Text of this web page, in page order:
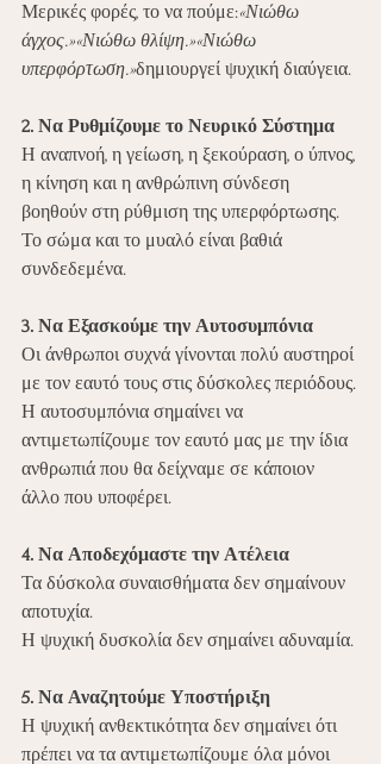
Μερικές φορές, το να πούμε:«Νιώθω
άγχος.»«Νιώθω θλίψη.»«Νιώθω
υπερφόρτωση.»δημιουργεί ψυχική διαύγεια.
2. Να Ρυθμίζουμε το Νευρικό Σύστημα
Η αναπνοή, η γείωση, η ξεκούραση, ο ύπνος,
η κίνηση και η ανθρώπινη σύνδεση
βοηθούν στη ρύθμιση της υπερφόρτωσης.
Το σώμα και το μυαλό είναι βαθιά
συνδεδεμένα.
3. Να Εξασκούμε την Αυτοσυμπόνια
Οι άνθρωποι συχνά γίνονται πολύ αυστηροί
με τον εαυτό τους στις δύσκολες περιόδους.
Η αυτοσυμπόνια σημαίνει να
αντιμετωπίζουμε τον εαυτό μας με την ίδια
ανθρωπιά που θα δείχναμε σε κάποιον
άλλο που υποφέρει.
4. Να Αποδεχόμαστε την Ατέλεια
Τα δύσκολα συναισθήματα δεν σημαίνουν
αποτυχία.
Η ψυχική δυσκολία δεν σημαίνει αδυναμία.
5. Να Αναζητούμε Υποστήριξη
Η ψυχική ανθεκτικότητα δεν σημαίνει ότι
πρέπει να τα αντιμετωπίζουμε όλα μόνοι